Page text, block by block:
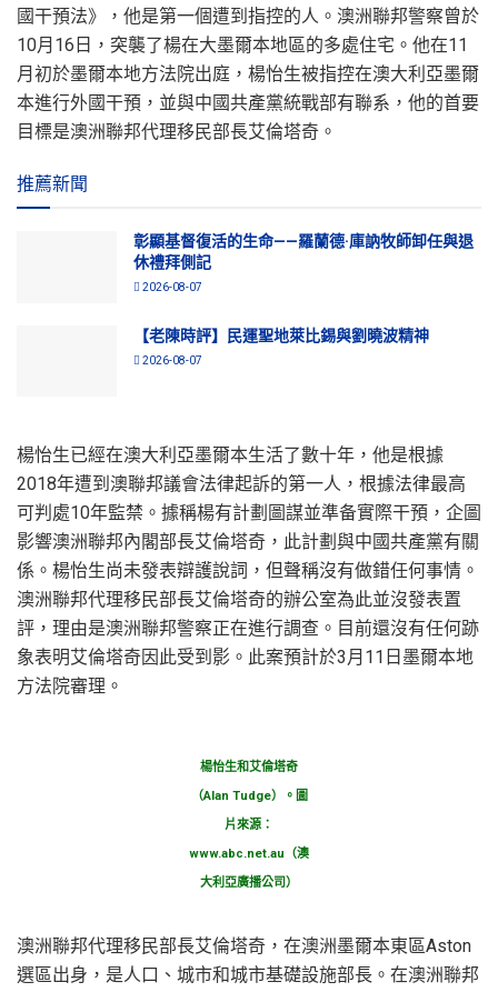
國干預法》，他是第一個遭到指控的人。澳洲聯邦警察曾於
10月16日，突襲了楊在大墨爾本地區的多處住宅。他在11
月初於墨爾本地方法院出庭，楊怡生被指控在澳大利亞墨爾
本進行外國干預，並與中國共產黨統戰部有聯系，他的首要
目標是澳洲聯邦代理移民部長艾倫塔奇。
推薦新聞
彰顯基督復活的生命——羅蘭德·庫訥牧師卸任與退
休禮拜側記
2026-08-07
【老陳時評】民運聖地萊比錫與劉曉波精神
2026-08-07
楊怡生已經在澳大利亞墨爾本生活了數十年，他是根據
2018年遭到澳聯邦議會法律起訴的第一人，根據法律最高
可判處10年監禁。據稱楊有計劃圖謀並準备實際干預，企圖
影響澳洲聯邦內閣部長艾倫塔奇，此計劃與中國共產黨有關
係。楊怡生尚未發表辯護說詞，但聲稱沒有做錯任何事情。
澳洲聯邦代理移民部長艾倫塔奇的辦公室為此並沒發表置
評，理由是澳洲聯邦警察正在進行調查。目前還沒有任何跡
象表明艾倫塔奇因此受到影。此案預計於3月11日墨爾本地
方法院審理。
楊怡生和艾倫塔奇
（Alan Tudge）。圖
片來源：
www.abc.net.au（澳
大利亞廣播公司）
澳洲聯邦代理移民部長艾倫塔奇，在澳洲墨爾本東區Aston
選區出身，是人口、城市和城市基礎設施部長。在澳洲聯邦